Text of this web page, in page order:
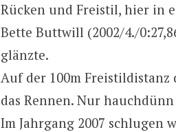
Rücken und Freistil, hier in
Bette Buttwill (2002/4./
glänzte.
Auf der 100m
das Rennen. Nur
Im Jahrgang 2007 schlugen